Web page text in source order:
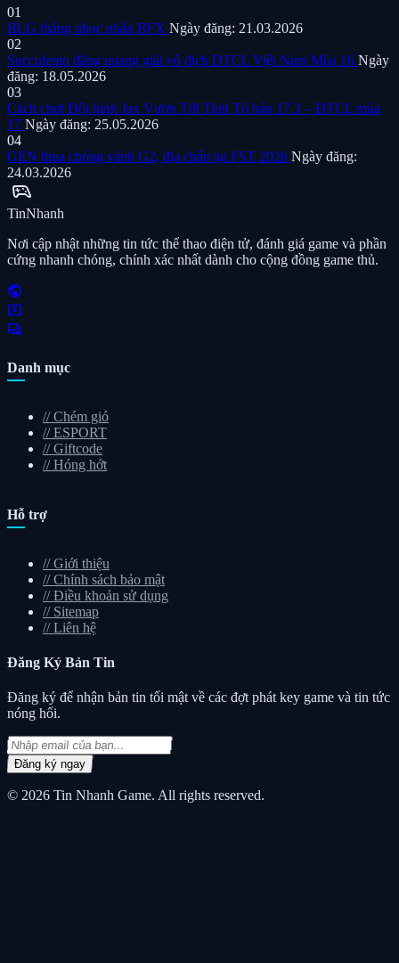
01
BLG thắng nhọc nhằn BFX Ngày đăng: 21.03.2026
02
Succulento đăng quang giải vô địch DTCL Việt Nam Mùa 16 Ngày
đăng: 18.05.2026
03
Cách chơi Đội hình Jax Vươn Tới Tinh Tú bản 17.3 – ĐTCL mùa
17 Ngày đăng: 25.05.2026
04
GEN thua chóng vánh G2, địa chấn tại FST 2026 Ngày đăng:
24.03.2026
sports_esports
TinNhanh
Nơi cập nhật những tin tức thể thao điện tử, đánh giá game và phần
cứng nhanh chóng, chính xác nhất dành cho cộng đồng game thủ.
public
smart_display
forum
Danh mục
// Chém gió
// ESPORT
// Giftcode
// Hóng hớt
Hỗ trợ
// Giới thiệu
// Chính sách bảo mật
// Điều khoản sử dụng
// Sitemap
// Liên hệ
Đăng Ký Bản Tin
Đăng ký để nhận bản tin tối mật về các đợt phát key game và tin tức
nóng hổi.
Đăng ký ngay
© 2026 Tin Nhanh Game. All rights reserved.